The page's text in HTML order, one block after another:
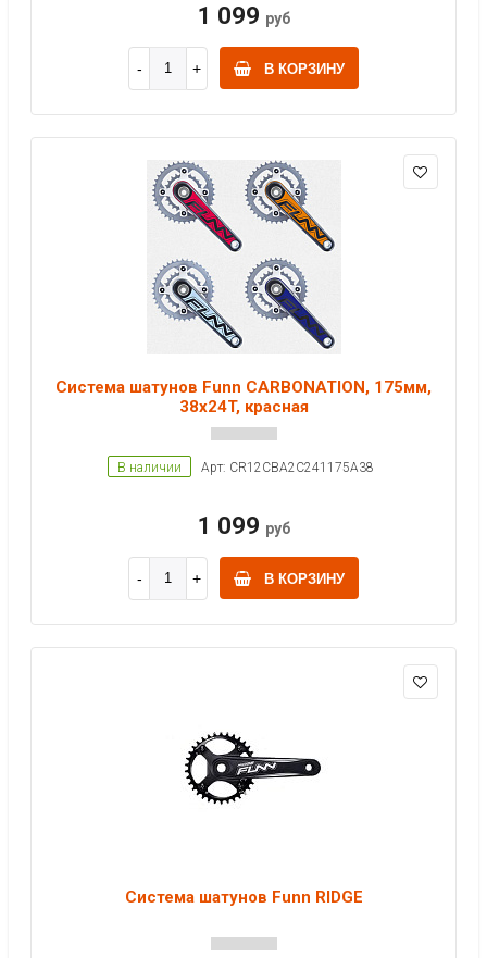
1 099 руб
В КОРЗИНУ
Система шатунов Funn CARBONATION, 175мм,
38x24T, красная
В наличии Арт: CR12CBA2C241175A38
1 099 руб
В КОРЗИНУ
Система шатунов Funn RIDGE